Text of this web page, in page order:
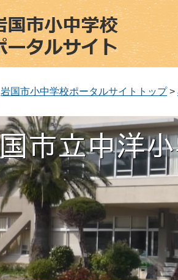
岩国市小中学校ポータルサイトトップ >